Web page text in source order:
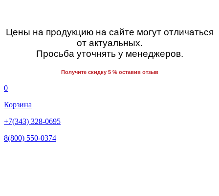
Цены на продукцию на сайте могут отличаться
от актуальных.
Просьба уточнять у менеджеров.
Получите скидку 5 % оставив отзыв
0
Корзина
+7(343) 328-0695
8(800) 550-0374